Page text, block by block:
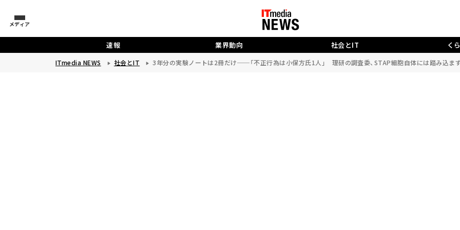
メディア
速報 業界動向 社会とIT く
ITmedia NEWS 社会とIT 3年分の実験ノートは2冊だけ──「不正行為は小保方氏1人」 理研の調査委、STAP細胞自体には踏み込ま